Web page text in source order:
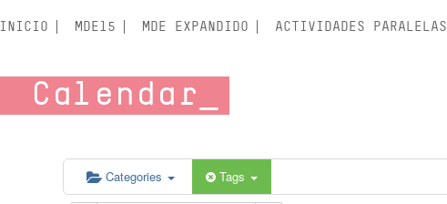
INICIO MDE15 MDE EXPANDIDO ACTIVIDADES PARALELAS
Calendar
Categories Tags
5:00 am
6:00 am